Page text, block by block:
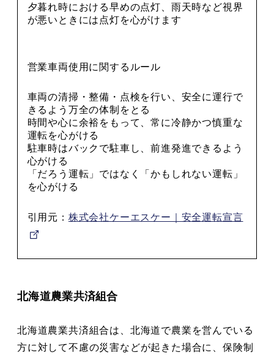
夕暮れ時における早めの点灯、雨天時など視界
が悪いときには点灯を心がけます
営業車両使用に関するルール
車両の清掃・整備・点検を行い、安全に運行で
きるよう万全の体制をとる
時間や心に余裕をもって、常に冷静かつ慎重な
運転を心がける
駐車時はバックで駐車し、前進発進できるよう
心がける
「だろう運転」ではなく「かもしれない運転」
を心がける
引用元： 株式会社ケーエスケー｜安全運転宣言
北海道農業共済組合
北海道農業共済組合は、北海道で農業を営んでいる
方に対して不慮の災害などが起きた場合に、保険制